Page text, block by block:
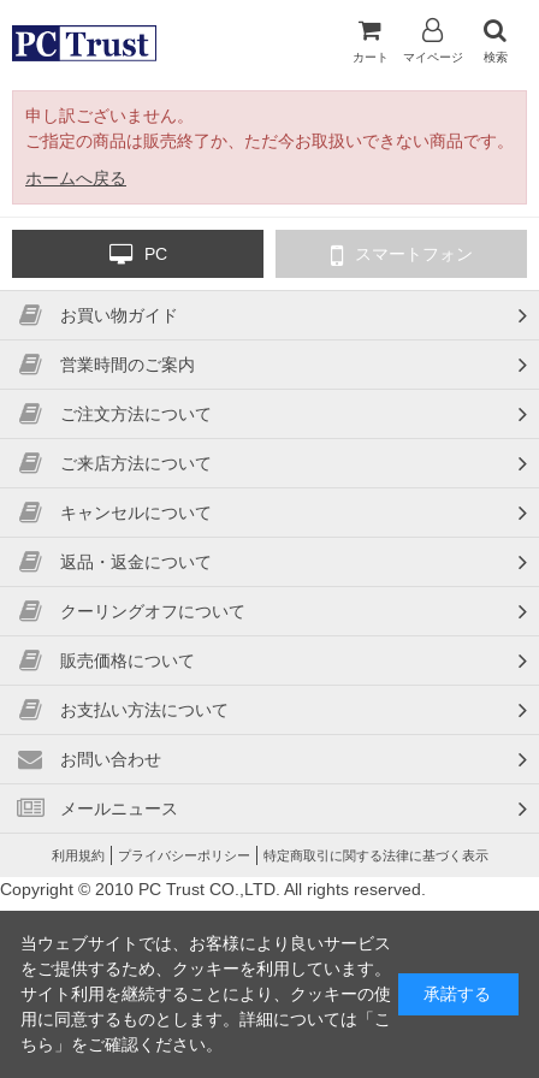
カート マイページ 検索
申し訳ございません。
ご指定の商品は販売終了か、ただ今お取扱いできない商品です。
ホームへ戻る
PC スマートフォン
お買い物ガイド
営業時間のご案内
ご注文方法について
ご来店方法について
キャンセルについて
返品・返金について
クーリングオフについて
販売価格について
お支払い方法について
お問い合わせ
メールニュース
利用規約 プライバシーポリシー 特定商取引に関する法律に基づく表示
Copyright © 2010 PC Trust CO.,LTD. All rights reserved.
当ウェブサイトでは、お客様により良いサービス
をご提供するため、クッキーを利用しています。
サイト利用を継続することにより、クッキーの使
用に同意するものとします。詳細については「 こ
ちら 」をご確認ください。
承諾する